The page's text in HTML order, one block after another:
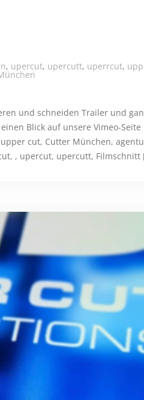
, upercut, upercutt, uperrcut,
und schneiden Trailer und
Blick auf unsere Vimeo-Seite
cut, Cutter München,
, upercut, upercutt, Filmschnitt